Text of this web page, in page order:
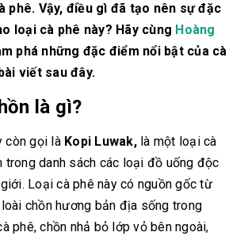
phê. Vậy, điều gì đã tạo nên sự đặc
loại cà phê này? Hãy cùng Hoàng
phá những đặc điểm nổi bật của cà
viết sau đây.
là gì?
còn gọi là Kopi Luwak,là một loại cà
trong danh sách các loại đồ uống độc
Loại cà phê này có nguồn gốc từ
chồn hương bản địa sống trong
phê, chồn nhả bỏ lớp vỏ bên ngoài,